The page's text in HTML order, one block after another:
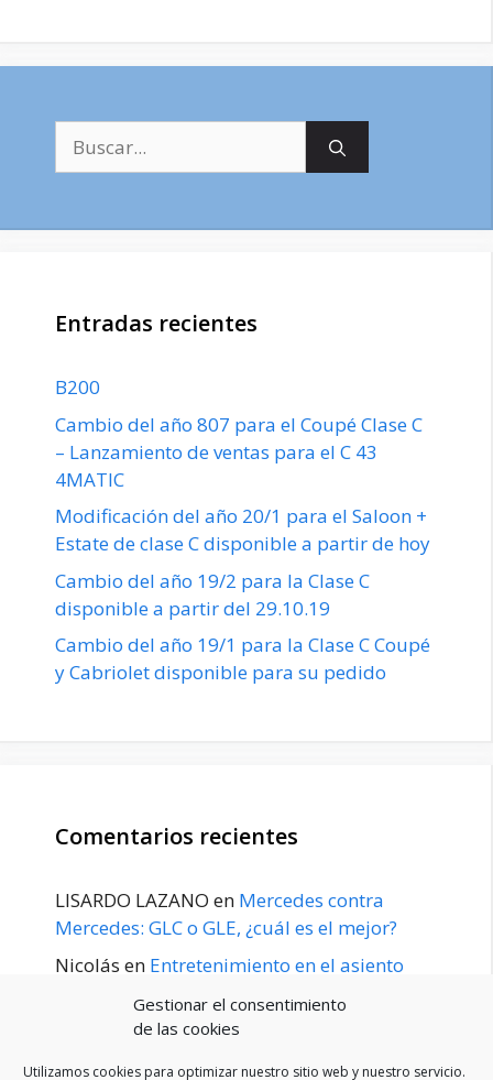
Gestionar el consentimiento
de las cookies
Utilizamos cookies para optimizar nuestro sitio web y nuestro servicio.
Entradas recientes
B200
Cambio del año 807 para el Coupé Clase C
– Lanzamiento de ventas para el C 43
4MATIC
Modificación del año 20/1 para el Saloon +
Estate de clase C disponible a partir de hoy
Cambio del año 19/2 para la Clase C
disponible a partir del 29.10.19
Cambio del año 19/1 para la Clase C Coupé
y Cabriolet disponible para su pedido
Comentarios recientes
LISARDO LAZANO en Mercedes contra
Mercedes: GLC o GLE, ¿cuál es el mejor?
Nicolás en Entretenimiento en el asiento
trasero para el GLE / GLS disponible a
principios de 2020